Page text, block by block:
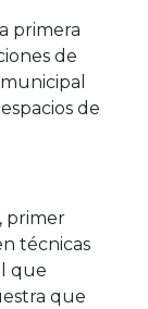
primera
de
de
primer
técnicas
que
que